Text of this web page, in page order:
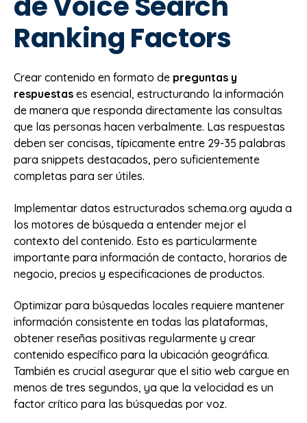
Ranking Factors
Crear contenido en formato de preguntas y
respuestas es esencial, estructurando la información
de manera que responda directamente las consultas
que las personas hacen verbalmente. Las respuestas
deben ser concisas, típicamente entre 29-35 palabras
para snippets destacados, pero suficientemente
completas para ser útiles.
Implementar datos estructurados schema.org ayuda a
los motores de búsqueda a entender mejor el
contexto del contenido. Esto es particularmente
importante para información de contacto, horarios de
negocio, precios y especificaciones de productos.
Optimizar para búsquedas locales requiere mantener
información consistente en todas las plataformas,
obtener reseñas positivas regularmente y crear
contenido específico para la ubicación geográfica.
También es crucial asegurar que el sitio web cargue en
menos de tres segundos, ya que la velocidad es un
factor crítico para las búsquedas por voz.